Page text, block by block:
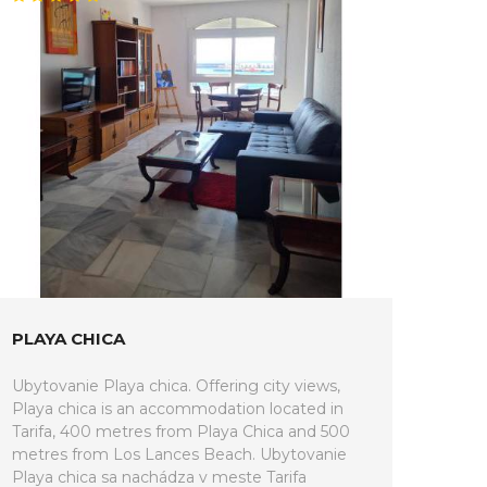
PLAYA CHICA
Ubytovanie Playa chica. Offering city views,
Playa chica is an accommodation located in
Tarifa, 400 metres from Playa Chica and 500
metres from Los Lances Beach. Ubytovanie
Playa chica sa nachádza v meste Tarifa